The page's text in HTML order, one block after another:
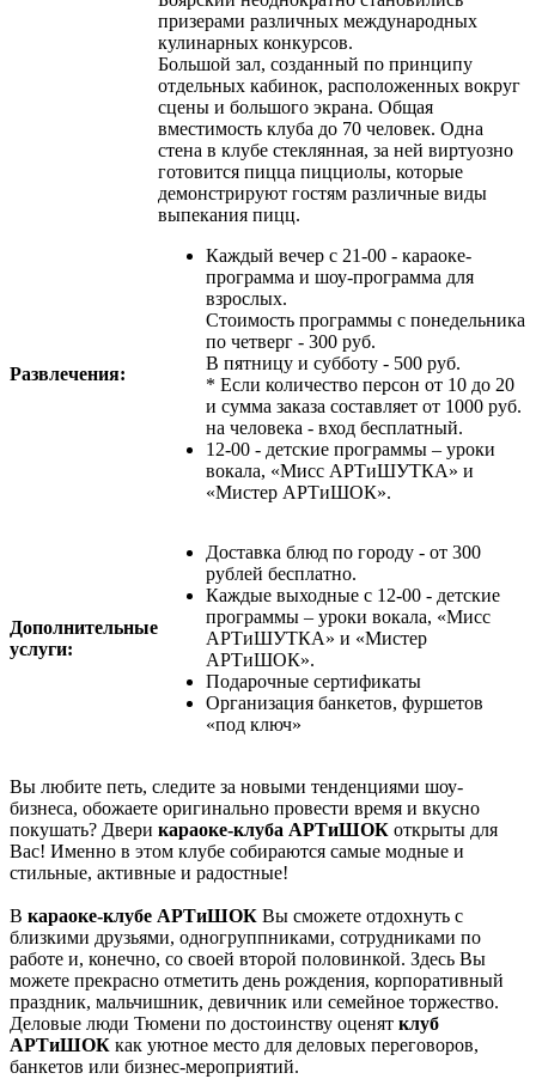
призерами различных международных
кулинарных конкурсов.
Большой зал, созданный по принципу
отдельных кабинок, расположенных вокруг
сцены и большого экрана. Общая
вместимость клуба до 70 человек. Одна
стена в клубе стеклянная, за ней виртуозно
готовится пицца пицциолы, которые
демонстрируют гостям различные виды
выпекания пицц.
Развлечения:
Каждый вечер с 21-00 - караоке-
программа и шоу-программа для
взрослых.
Стоимость программы с понедельника
по четверг - 300 руб.
В пятницу и субботу - 500 руб.
* Если количество персон от 10 до 20
и сумма заказа составляет от 1000 руб.
на человека - вход бесплатный.
12-00 - детские программы – уроки
вокала, «Мисс АРТиШУТКА» и
«Мистер АРТиШОК».
Дополнительные
услуги:
Доставка блюд по городу - от 300
рублей бесплатно.
Каждые выходные с 12-00 - детские
программы – уроки вокала, «Мисс
АРТиШУТКА» и «Мистер
АРТиШОК».
Подарочные сертификаты
Организация банкетов, фуршетов
«под ключ»
Вы любите петь, следите за новыми тенденциями шоу-
бизнеса, обожаете оригинально провести время и вкусно
покушать? Двери караоке-клуба АРТиШОК открыты для
Вас! Именно в этом клубе собираются самые модные и
стильные, активные и радостные!
В караоке-клубе АРТиШОК Вы сможете отдохнуть с
близкими друзьями, одногруппниками, сотрудниками по
работе и, конечно, со своей второй половинкой. Здесь Вы
можете прекрасно отметить день рождения, корпоративный
праздник, мальчишник, девичник или семейное торжество.
Деловые люди Тюмени по достоинству оценят клуб
АРТиШОК как уютное место для деловых переговоров,
банкетов или бизнес-мероприятий.